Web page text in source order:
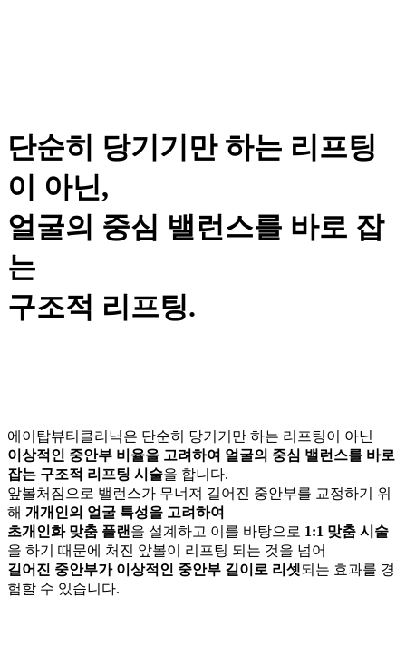
단순히 당기기만 하는 리프팅
이 아닌,
얼굴의 중심 밸런스를 바로 잡
는
구조적 리프팅.
에이탑뷰티클리닉은 단순히 당기기만 하는 리프팅이 아닌
이상적인 중안부 비율을 고려하여 얼굴의 중심 밸런스를 바로
잡는 구조적 리프팅 시술을 합니다.
앞볼처짐으로 밸런스가 무너져 길어진 중안부를 교정하기 위
해 개개인의 얼굴 특성을 고려하여
초개인화 맞춤 플랜 을 설계하고 이를 바탕으로 1:1 맞춤 시술
을 하기 때문에 처진 앞볼이 리프팅 되는 것을 넘어
길어진 중안부가 이상적인 중안부 길이로 리셋되는 효과를 경
험할 수 있습니다.